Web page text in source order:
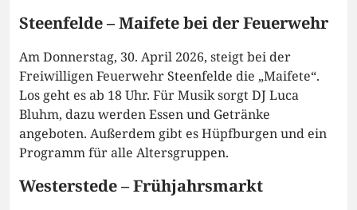
Steenfelde – Maifete bei der Feuerwehr
Am Donnerstag, 30. April 2026, steigt bei der
Freiwilligen Feuerwehr Steenfelde die „Maifete“.
Los geht es ab 18 Uhr. Für Musik sorgt DJ Luca
Bluhm, dazu werden Essen und Getränke
angeboten. Außerdem gibt es Hüpfburgen und ein
Programm für alle Altersgruppen.
Westerstede – Frühjahrsmarkt